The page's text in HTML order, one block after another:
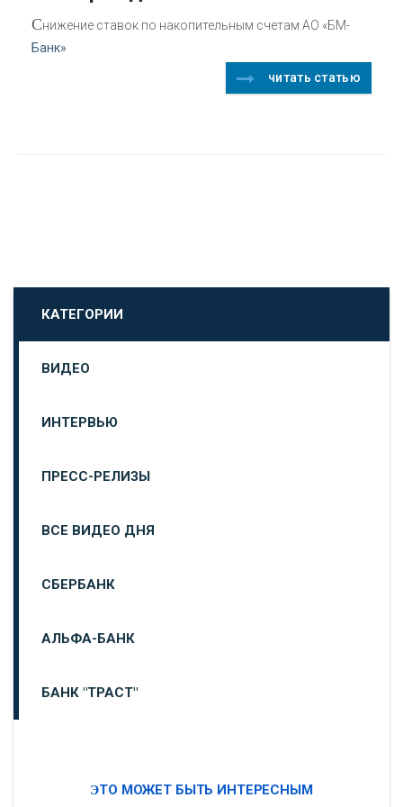
Cнижение ставок по накопительным счетам АО «БМ-
Банк»
читать статью
КАТЕГОРИИ
ВИДЕО
ИНТЕРВЬЮ
ПРЕСС-РЕЛИЗЫ
ВСЕ ВИДЕО ДНЯ
СБЕРБАНК
АЛЬФА-БАНК
БАНК "ТРАСТ"
ЭТО МОЖЕТ БЫТЬ ИНТЕРЕСНЫМ